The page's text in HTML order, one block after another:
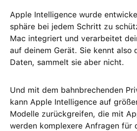
Apple Intelligence wurde
sphäre bei jedem Schritt zu
Mac integriert und ver­arbeitet
auf deinem Gerät. Sie kennt also
Daten, sammelt sie aber nicht.
Und mit dem bahn­brechenden
kann Apple Intelligence auf
Modelle zurückgreifen, die mit
werden kom­plexere Anfragen für